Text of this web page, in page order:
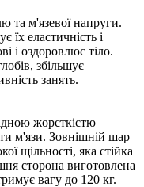
та м'язевої напруги.
їх еластичність і
і оздоровлює тіло.
збільшує
занять.
жорсткістю
м'язи. Зовнішній шар
щільності, яка стійка
сторона виготовлена
вагу до 120 кг.